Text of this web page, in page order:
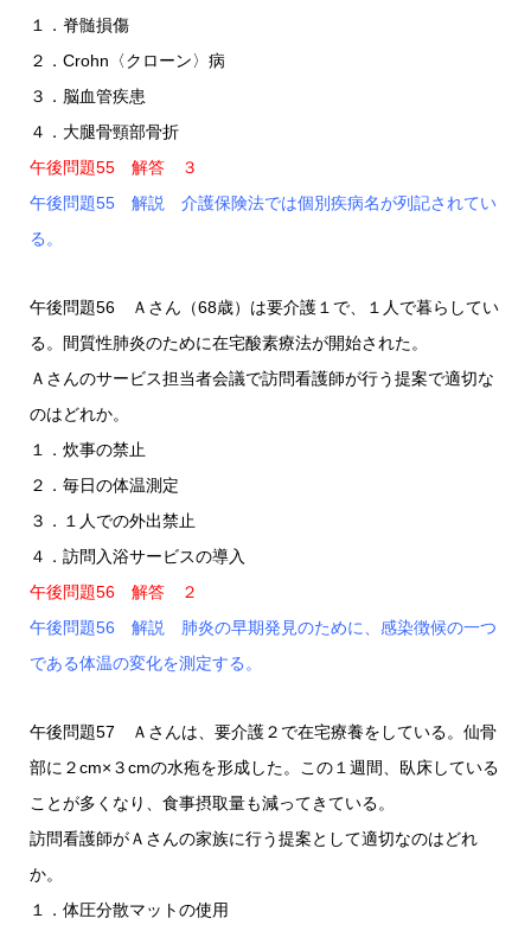
１．脊髄損傷
２．Crohn〈クローン〉病
３．脳血管疾患
４．大腿骨頸部骨折
午後問題55 解答 ３
午後問題55 解説 介護保険法では個別疾病名が列記されてい
る。
午後問題56 Ａさん（68歳）は要介護１で、１人で暮らしてい
る。間質性肺炎のために在宅酸素療法が開始された。
Ａさんのサービス担当者会議で訪問看護師が行う提案で適切な
のはどれか。
１．炊事の禁止
２．毎日の体温測定
３．１人での外出禁止
４．訪問入浴サービスの導入
午後問題56 解答 ２
午後問題56 解説 肺炎の早期発見のために、感染徴候の一つ
である体温の変化を測定する。
午後問題57 Ａさんは、要介護２で在宅療養をしている。仙骨
部に２cm×３cmの水疱を形成した。この１週間、臥床している
ことが多くなり、食事摂取量も減ってきている。
訪問看護師がＡさんの家族に行う提案として適切なのはどれ
か。
１．体圧分散マットの使用